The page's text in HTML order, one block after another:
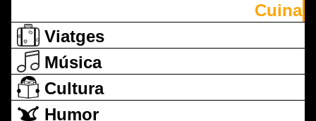
Cuina
Viatges
Música
Cultura
Humor